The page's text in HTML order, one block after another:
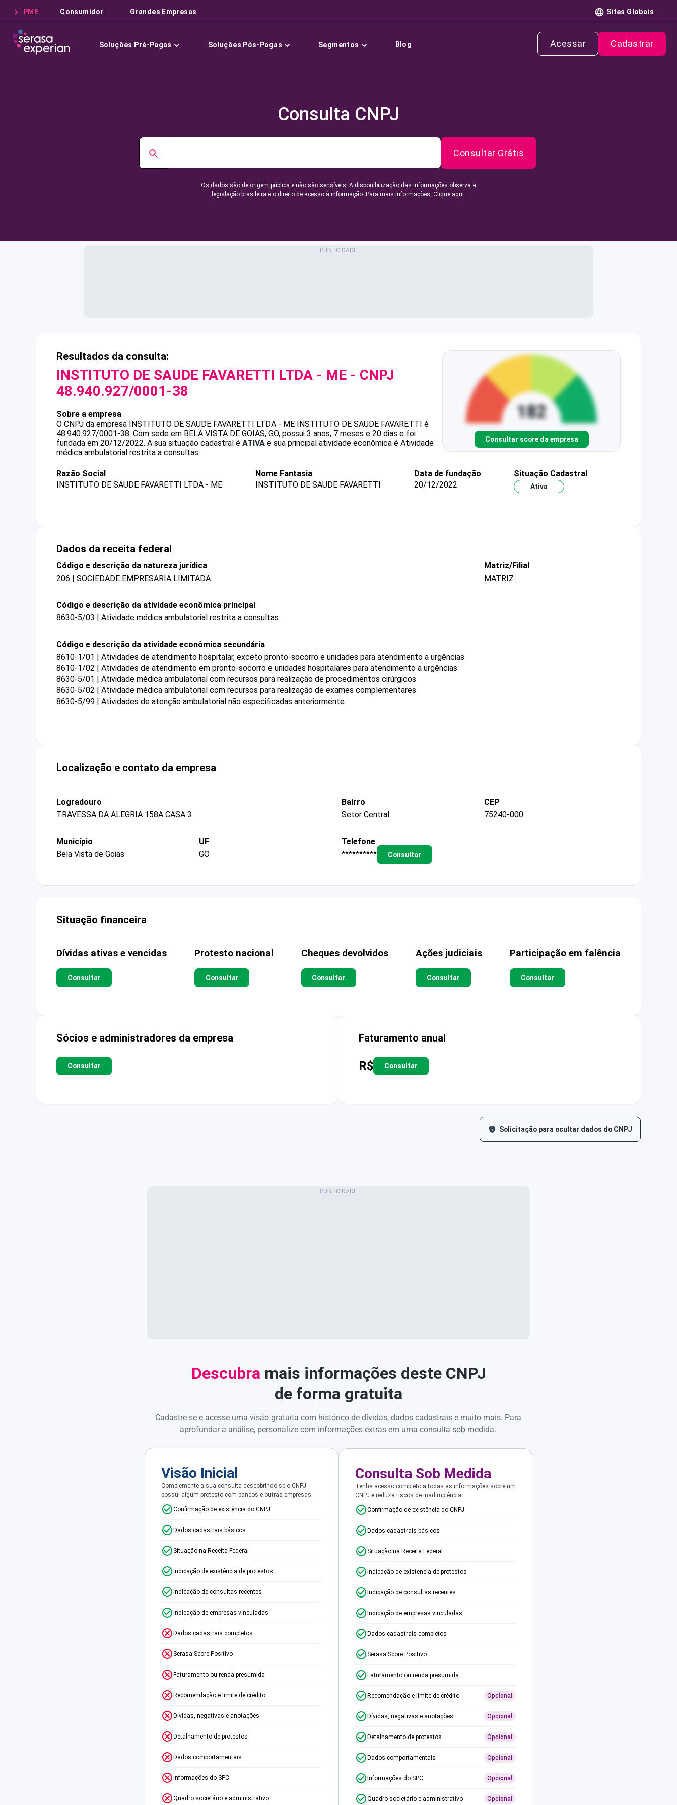
PME Consumidor Grandes Empresas Sites Globais
Soluções Pré-Pagas Soluções Pós-Pagas Segmentos Blog Acessar Cadastrar
Consulta CNPJ
Consultar Grátis
Os dados são de origem pública e não são sensíveis. A disponibilização das informações observa a
legislação brasileira e o direito de acesso à informação. Para mais informações, Clique aqui.
Resultados da consulta:
INSTITUTO DE SAUDE FAVARETTI LTDA - ME - CNPJ
48.940.927/0001-38
Sobre a empresa
O CNPJ da empresa INSTITUTO DE SAUDE FAVARETTI LTDA - ME INSTITUTO DE SAUDE FAVARETTI é
48.940.927/0001-38. Com sede em BELA VISTA DE GOIAS, GO, possui 3 anos, 7 meses e 20 dias e foi
fundada em 20/12/2022. A sua situação cadastral é ATIVA e sua principal atividade econômica é Atividade
médica ambulatorial restrita a consultas.
Consultar score da empresa
Razão Social
INSTITUTO DE SAUDE FAVARETTI LTDA - ME
Nome Fantasia
INSTITUTO DE SAUDE FAVARETTI
Data de fundação
20/12/2022
Situação Cadastral
Ativa
Dados da receita federal
Código e descrição da natureza jurídica
206 | SOCIEDADE EMPRESARIA LIMITADA
Matriz/Filial
MATRIZ
Código e descrição da atividade econômica principal
8630-5/03 | Atividade médica ambulatorial restrita a consultas
Código e descrição da atividade econômica secundária
8610-1/01 | Atividades de atendimento hospitalar, exceto pronto-socorro e unidades para atendimento a urgências
8610-1/02 | Atividades de atendimento em pronto-socorro e unidades hospitalares para atendimento a urgências
8630-5/01 | Atividade médica ambulatorial com recursos para realização de procedimentos cirúrgicos
8630-5/02 | Atividade médica ambulatorial com recursos para realização de exames complementares
8630-5/99 | Atividades de atenção ambulatorial não especificadas anteriormente
Localização e contato da empresa
Logradouro
TRAVESSA DA ALEGRIA 158A CASA 3
Bairro
Setor Central
CEP
75240-000
Município
Bela Vista de Goias
UF
GO
Telefone
**********
Consultar
Situação financeira
Dívidas ativas e vencidas
Consultar
Protesto nacional
Consultar
Cheques devolvidos
Consultar
Ações judiciais
Consultar
Participação em falência
Consultar
Sócios e administradores da empresa
Consultar
Faturamento anual
R$ Consultar
Solicitação para ocultar dados do CNPJ
Descubra mais informações deste CNPJ
de forma gratuita
Cadastre-se e acesse uma visão gratuita com histórico de dívidas, dados cadastrais e muito mais. Para
aprofundar a análise, personalize com informações extras em uma consulta sob medida.
Visão Inicial
Complemente a sua consulta descobrindo se o CNPJ
possui algum protesto com bancos e outras empresas.
Confirmação de existência do CNPJ
Dados cadastrais básicos
Situação na Receita Federal
Indicação de existência de protestos
Indicação de consultas recentes
Indicação de empresas vinculadas
Dados cadastrais completos
Serasa Score Positivo
Faturamento ou renda presumida
Recomendação e limite de crédito
Dívidas, negativas e anotações
Detalhamento de protestos
Dados comportamentais
Informações do SPC
Quadro societário e administrativo
Consulta Sob Medida
Tenha acesso completo a todas as informações sobre um
CNPJ e reduza riscos de inadimplência.
Confirmação de existência do CNPJ
Dados cadastrais básicos
Situação na Receita Federal
Indicação de existência de protestos
Indicação de consultas recentes
Indicação de empresas vinculadas
Dados cadastrais completos
Serasa Score Positivo
Faturamento ou renda presumida
Recomendação e limite de crédito Opcional
Dívidas, negativas e anotações Opcional
Detalhamento de protestos Opcional
Dados comportamentais Opcional
Informações do SPC Opcional
Quadro societário e administrativo Opcional